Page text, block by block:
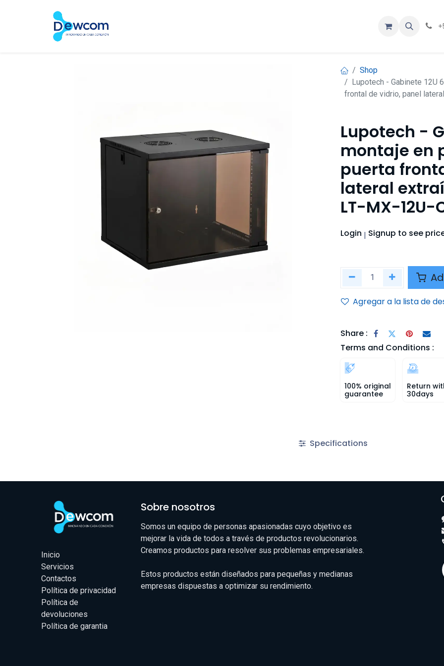
Shop
Lupotech - Gabinete 12U
frontal de vidrio, panel
Lupotech -
montaje en
puerta
lateral
LT-MX-12U-
Login | Signup to see
Agregar a la lista de
Share :
Terms and Conditions :
100% original
guarantee
Return
30days
Specifications
Inicio
Servicios
Contactos
Política de privacidad
Política de
devoluciones
Política de garantia
Sobre nosotros
Somos un equipo de personas apasionadas cuyo objetivo es
mejorar la vida de todos a través de productos revolucionarios.
Creamos productos para resolver sus problemas empresariales.
Estos productos están diseñados para pequeñas y medianas
empresas dispuestas a optimizar su rendimiento.